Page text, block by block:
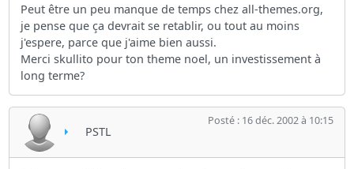
Peut être un peu manque de temps chez all-themes.org,
je pense que ça devrait se retablir, ou tout au moins
j'espere, parce que j'aime bien aussi.
Merci skullito pour ton theme noel, un investissement à
long terme?
PSTL
Posté : 16 déc. 2002 à 10:15